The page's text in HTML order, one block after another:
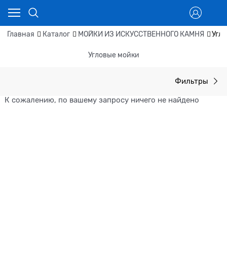
Главная Каталог МОЙКИ ИЗ ИСКУССТВЕННОГО КАМНЯ
Угловые мойки
Фильтры
К сожалению, по вашему запросу ничего не найдено